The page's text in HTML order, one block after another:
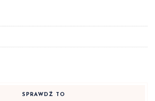
SPRAWDŹ TO